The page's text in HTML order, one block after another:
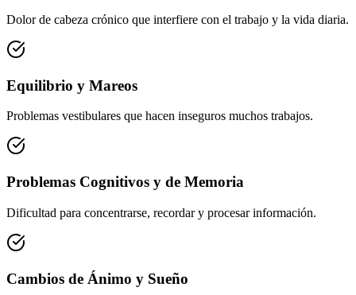
Dolor de cabeza crónico que interfiere con el trabajo y la vida diaria.
Equilibrio y Mareos
Problemas vestibulares que hacen inseguros muchos trabajos.
Problemas Cognitivos y de Memoria
Dificultad para concentrarse, recordar y procesar información.
Cambios de Ánimo y Sueño